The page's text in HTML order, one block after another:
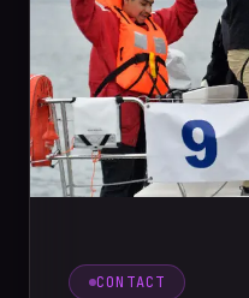
CONTACT